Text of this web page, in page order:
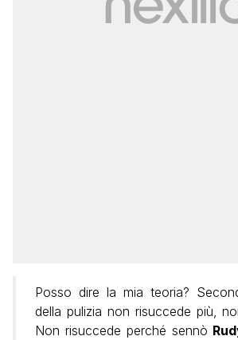
Posso dire la mia teoria?
della pulizia non risuccede più,
Non risuccede perché sennò